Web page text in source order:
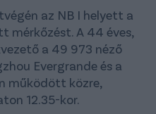
az NB I helyett a
mérkőzést. A 44 éves,
a 49 973 néző
Evergrande és a
működött közre,
12.35-kor.